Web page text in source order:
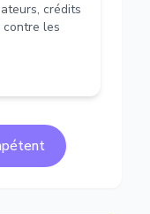
crédits
les